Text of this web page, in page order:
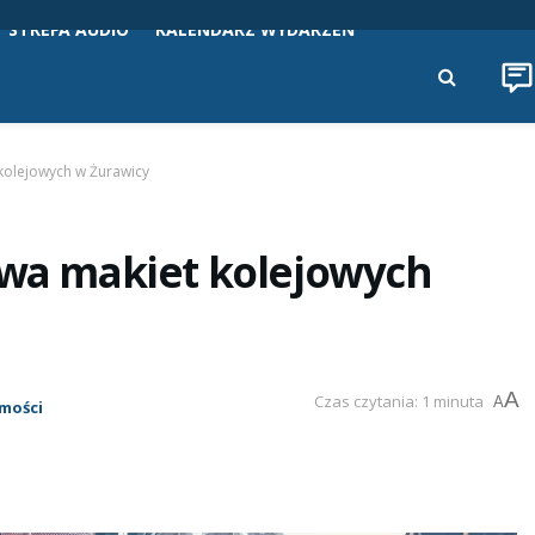
STREFA AUDIO KALENDARZ WYDARZEŃ
w Żurawicy
makiet kolejowych
Czas czytania: 1 minuta AA